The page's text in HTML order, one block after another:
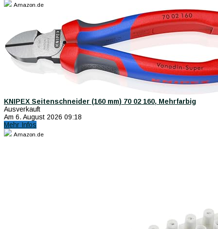
Amazon.de
KNIPEX Seitenschneider (160 mm) 70 02 160, Mehrfarbig
Ausverkauft
Am 6. August 2026 09:18
Mehr Infos
Amazon.de